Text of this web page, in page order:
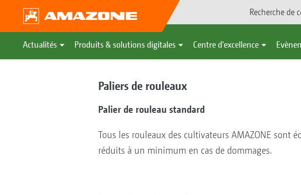
Recherche de
Actualités Produits & solutions digitales Centre d'excellence
Paliers de rouleaux
Palier de rouleau standard
Tous les rouleaux des cultivateurs AMAZONE sont
réduits à un minimum en cas de dommages.